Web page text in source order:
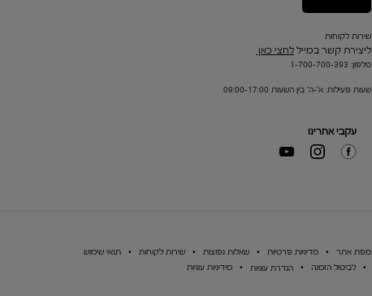
שירות לקוחות
ליצירת קשר במייל לחצי כאן
טלפון: 1-700-700-393
שעות פעילות: א'-ה' בין השעות 09:00-17:00
עקבי אחרינו
מפת אתר מדיניות פרטיות שאלות נפוצות שירות לקוחות
תנאי שימוש
לביטול הזמנה
הגדרת עוגיות מידיניות עוגיות